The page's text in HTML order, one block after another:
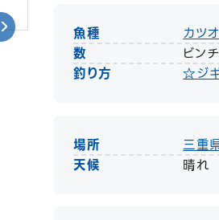
魚種 カツ
数
ビン
釣り方
☆ジ
場所
三重
天候
晴れ